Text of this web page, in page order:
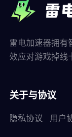
雷电加速器拥有
效应对游戏掉线
关于与协议
隐私协议 用户